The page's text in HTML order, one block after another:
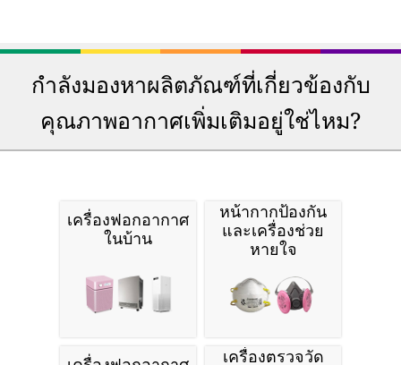
กำลังมองหาผลิตภัณฑ์ที่เกี่ยวข้องกับ
คุณภาพอากาศเพิ่มเติมอยู่ใช่ไหม?
เครื่องฟอกอากาศ
ในบ้าน
หน้ากากป้องกัน
และเครื่องช่วย
หายใจ
เครื่องตรวจวัด